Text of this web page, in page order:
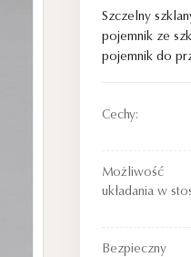
Szczelny
pojemnik ze
pojemnik do
Cechy:
Możliwość
układania w
Bezpieczny